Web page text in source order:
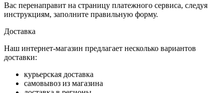
Вас перенаправит на страницу платежного сервиса, следуя
инструкциям, заполните правильную форму.
Доставка
Наш интернет-магазин предлагает несколько вариантов
доставки:
курьерская доставка
самовывоз из магазина